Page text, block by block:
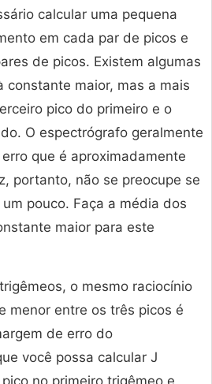
calcular uma pequena
em cada par de picos e
de picos. Existem algumas
constante maior, mas a mais
pico do primeiro e o
O espectrógrafo geralmente
que é aproximadamente
portanto, não se preocupe se
pouco. Faça a média dos
maior para este
o mesmo raciocínio
menor entre os três picos é
de erro do
você possa calcular J